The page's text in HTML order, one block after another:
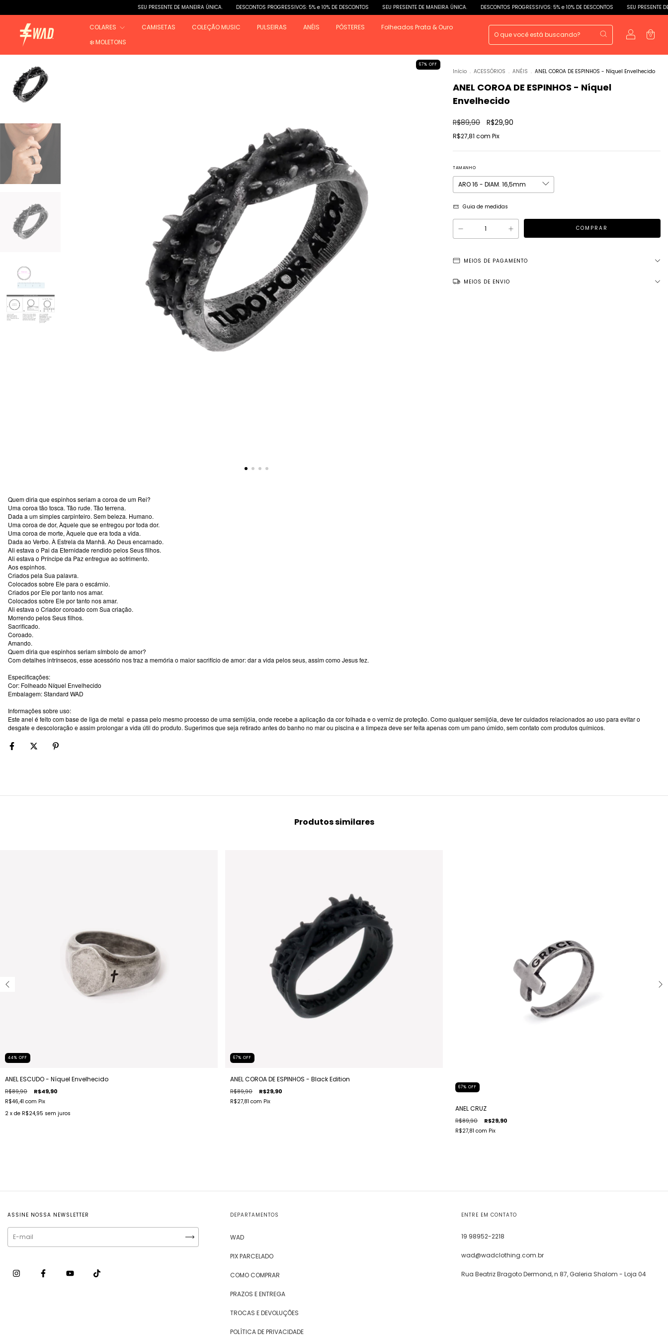
SEU PRESENTE DE MANEIRA ÚNICA. DESCONTOS PROGRESSIVOS: 5% e 10% DE DESCONTOS SEU PRESENTE DE MANEIRA ÚNICA. DESCONTOS PROGRESSIVOS: 5% e 10% DE DESCONTOS SEU PRESENTE DE
COLARES CAMISETAS COLEÇÃO MUSIC PULSEIRAS ANÉIS PÔSTERES
Folheados Prata & Ouro
❄️ MOLETONS
0
67% OFF
Início . ACESSÓRIOS . ANÉIS . ANEL COROA DE ESPINHOS - Níquel Envelhecido
ANEL COROA DE ESPINHOS - Níquel
Envelhecido
R$89,90 R$29,90
R$27,81 com Pix
TAMANHO
Guia de medidas
MEIOS DE PAGAMENTO
MEIOS DE ENVIO
Quem diria que espinhos seriam a coroa de um Rei?
Uma coroa tão tosca. Tão rude. Tão terrena.
Dada a um simples carpinteiro. Sem beleza. Humano.
Uma coroa de dor, Àquele que se entregou por toda dor.
Uma coroa de morte, Àquele que era toda a vida.
Dada ao Verbo. À Estrela da Manhã. Ao Deus encarnado.
Ali estava o Pai da Eternidade rendido pelos Seus filhos.
Ali estava o Príncipe da Paz entregue ao sofrimento.
Aos espinhos.
Criados pela Sua palavra.
Colocados sobre Ele para o escárnio.
Criados por Ele por tanto nos amar.
Colocados sobre Ele por tanto nos amar.
Ali estava o Criador coroado com Sua criação.
Morrendo pelos Seus filhos.
Sacrificado.
Coroado.
Amando.
Quem diria que espinhos seriam símbolo de amor?
Com detalhes intrínsecos, esse acessório nos traz a memória o maior sacrifício de amor: dar a vida pelos seus, assim como Jesus fez.
Especificações:
Cor: Folheado Níquel Envelhecido
Embalagem: Standard WAD
Informações sobre uso:
Este anel é feito com base de liga de metal e passa pelo mesmo processo de uma semijóia, onde recebe a aplicação da cor folhada e o verniz de proteção. Como qualquer semijóia, deve ter cuidados relacionados ao uso para evitar o
desgate e descoloração e assim prolongar a vida útil do produto. Sugerimos que seja retirado antes do banho no mar ou piscina e a limpeza deve ser feita apenas com um pano úmido, sem contato com produtos químicos.
Produtos similares
44% OFF
ANEL ESCUDO - Níquel Envelhecido
R$89,90 R$49,90
R$46,41 com Pix
2 x de R$24,95 sem juros
67% OFF
ANEL COROA DE ESPINHOS - Black Edition
R$89,90 R$29,90
R$27,81 com Pix
67% OFF
ANEL CRUZ
R$89,90 R$29,90
R$27,81 com Pix
ASSINE NOSSA NEWSLETTER DEPARTAMENTOS
WAD
PIX PARCELADO
COMO COMPRAR
PRAZOS E ENTREGA
TROCAS E DEVOLUÇÕES
POLÍTICA DE PRIVACIDADE
ENTRE EM CONTATO
19 98952-2218
wad@wadclothing.com.br
Rua Beatriz Bragoto Dermond, n 87, Galeria Shalom - Loja 04